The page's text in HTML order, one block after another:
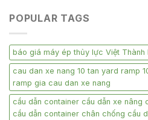
POPULAR TAGS
báo giá máy ép thủy lực Việt Thành
cau dan xe nang 10 tan yard ramp
ramp gia cau dan xe nang
cầu dẫn container cầu dẫn xe nâng
cầu dẫn container chân chống cầu